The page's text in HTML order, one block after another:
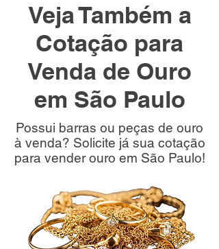
Veja Também a
Cotação para
Venda de Ouro
em São Paulo
Possui barras ou peças de ouro
à venda? Solicite já sua cotação
para vender ouro em São Paulo!